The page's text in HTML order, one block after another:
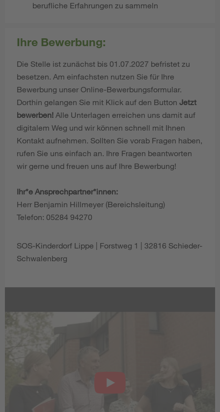
berufliche Erfahrungen zu sammeln
Ihre Bewerbung:
Die Stelle ist zunächst bis 01.07.2027 befristet zu
besetzen. Am einfachsten nutzen Sie für Ihre
Bewerbung unser Online-Bewerbungsformular.
Dorthin gelangen Sie mit Klick auf den Button Jetzt
bewerben! Alle Unterlagen erreichen uns damit auf
digitalem Weg und wir können schnell mit Ihnen
Kontakt aufnehmen. Sollten Sie vorab Fragen haben,
rufen Sie uns einfach an. Ihre Fragen beantworten
wir gerne und freuen uns auf Ihre Bewerbung!
Ihr*e Ansprechpartner*innen:
Herr Benjamin Hillmeyer (Bereichsleitung)
Telefon: 05284 94270
SOS-Kinderdorf Lippe | Forstweg 1 | 32816 Schieder-
Schwalenberg